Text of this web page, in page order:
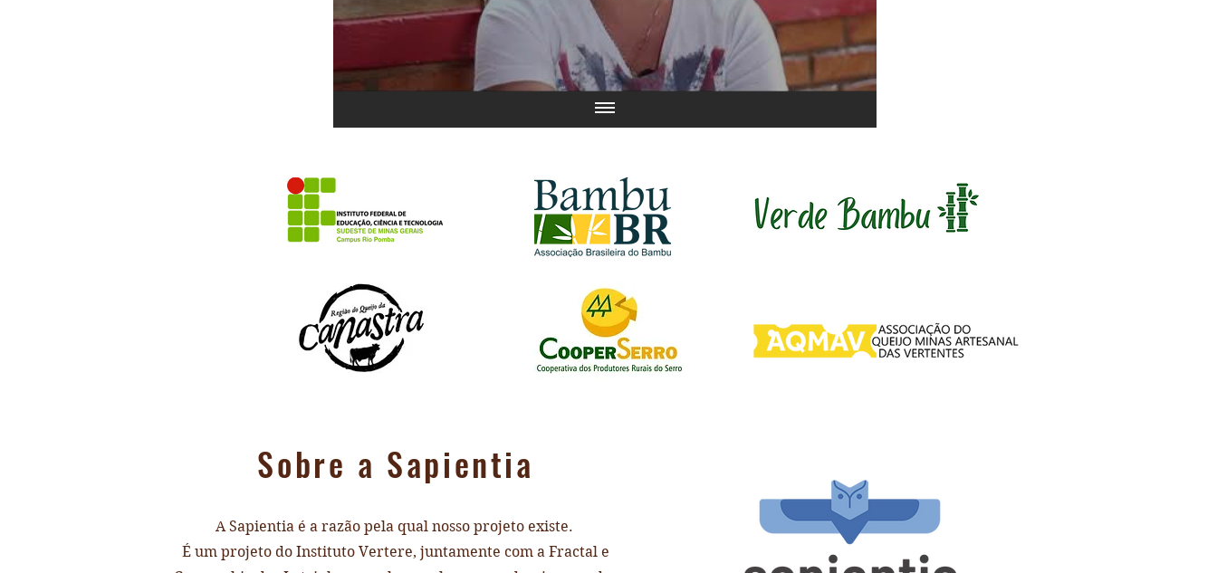
Sobre a Sapientia
A Sapientia é a razão pela qual nosso projeto existe.
É um projeto do Instituto Vertere, juntamente com a Fractal e